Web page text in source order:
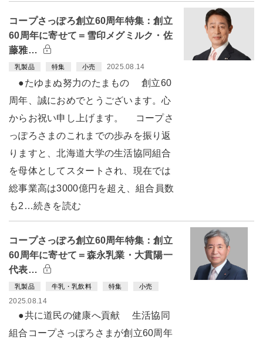
コープさっぽろ創立60周年特集：創立
60周年に寄せて＝雪印メグミルク・佐
藤雅…
乳製品 特集 小売 2025.08.14
●たゆまぬ努力のたまもの 創立60
周年、誠におめでとうございます。心
からお祝い申し上げます。 コープさ
っぽろさまのこれまでの歩みを振り返
りますと、北海道大学の生活協同組合
を母体としてスタートされ、現在では
総事業高は3000億円を超え、組合員数
も2…続きを読む
コープさっぽろ創立60周年特集：創立
60周年に寄せて＝森永乳業・大貫陽一
代表…
乳製品 牛乳・乳飲料 特集 小売
2025.08.14
●共に道民の健康へ貢献 生活協同
組合コープさっぽろさまが創立60周年